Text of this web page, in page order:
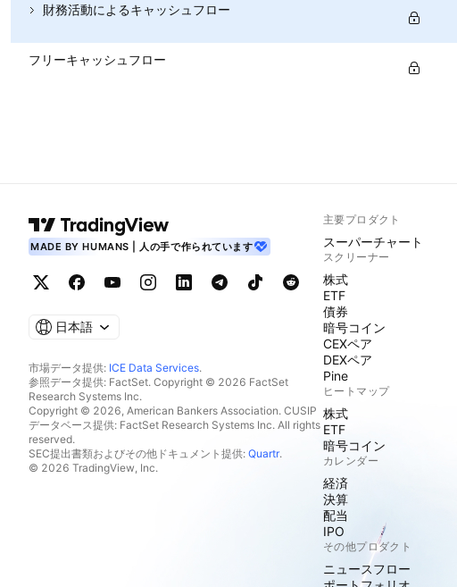
財務活動によるキャッシュフロー
フリーキャッシュフロー
MADE BY HUMANS | 人の手で作られています
日本語
市場データ提供: ICE Data Services.
参照データ提供: FactSet. Copyright © 2026 FactSet
Research Systems Inc.
Copyright © 2026, American Bankers Association. CUSIP
データベース提供: FactSet Research Systems Inc. All rights
reserved.
SEC提出書類およびその他ドキュメント提供: Quartr.
© 2026 TradingView, Inc.
主要プロダクト
スーパーチャート
スクリーナー
株式
ETF
債券
暗号コイン
CEXペア
DEXペア
Pine
ヒートマップ
株式
ETF
暗号コイン
カレンダー
経済
決算
配当
IPO
その他プロダクト
ニュースフロー